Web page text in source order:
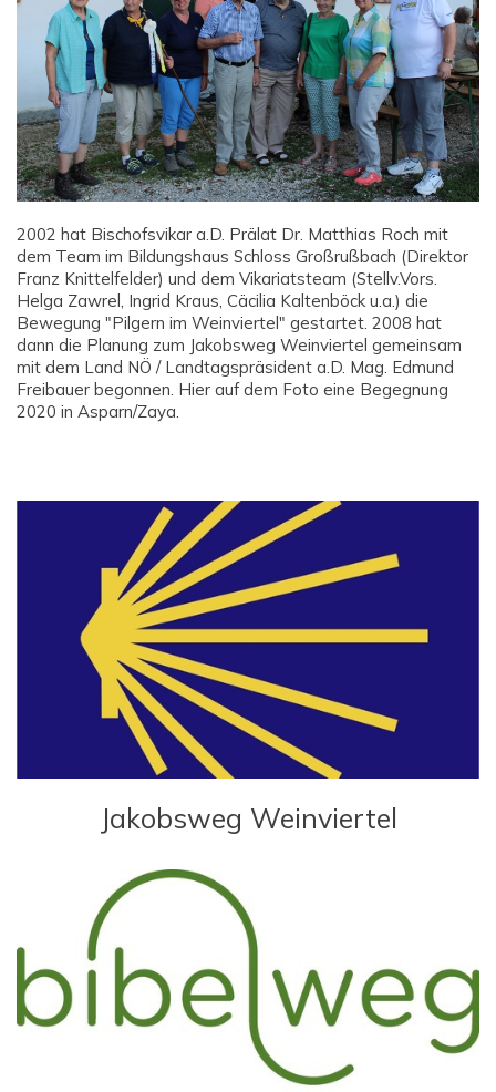
2002 hat Bischofsvikar a.D. Prälat Dr. Matthias Roch mit
dem Team im Bildungshaus Schloss Großrußbach (Direktor
Franz Knittelfelder) und dem Vikariatsteam (Stellv.Vors.
Helga Zawrel, Ingrid Kraus, Cäcilia Kaltenböck u.a.) die
Bewegung "Pilgern im Weinviertel" gestartet. 2008 hat
dann die Planung zum Jakobsweg Weinviertel gemeinsam
mit dem Land NÖ / Landtagspräsident a.D. Mag. Edmund
Freibauer begonnen. Hier auf dem Foto eine Begegnung
2020 in Asparn/Zaya.
Jakobsweg Weinviertel